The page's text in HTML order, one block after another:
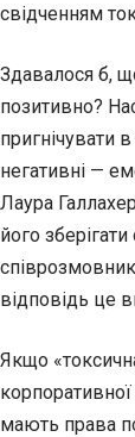
свідченням
Здавалося б,
позитивно?
пригнічувати
негативні —
Лаура
його
відповідь це
Якщо
мають права